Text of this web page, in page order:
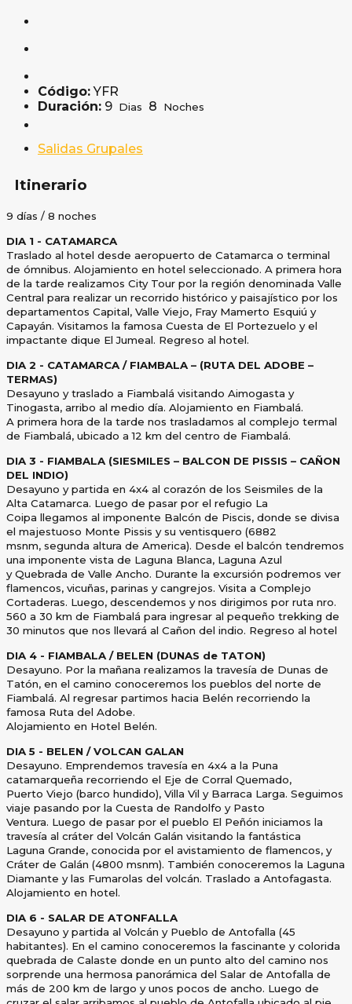
Código:YFR
Duración: 9 Dias 8 Noches
Salidas Grupales
Itinerario
9 días / 8 noches
DIA 1 - CATAMARCA
Traslado al hotel desde aeropuerto de Catamarca o terminal
de ómnibus. Alojamiento en hotel seleccionado. A primera hora
de la tarde realizamos City Tour por la región denominada Valle
Central para realizar un recorrido histórico y paisajístico por los
departamentos Capital, Valle Viejo, Fray Mamerto Esquiú y
Capayán. Visitamos la famosa Cuesta de El Portezuelo y el
impactante dique El Jumeal. Regreso al hotel.
DIA 2 - CATAMARCA / FIAMBALA – (RUTA DEL ADOBE –
TERMAS)
Desayuno y traslado a Fiambalá visitando Aimogasta y
Tinogasta, arribo al medio día. Alojamiento en Fiambalá.
A primera hora de la tarde nos trasladamos al complejo termal
de Fiambalá, ubicado a 12 km del centro de Fiambalá.
DIA 3 - FIAMBALA (SIESMILES – BALCON DE PISSIS – CAÑON
DEL INDIO)
Desayuno y partida en 4x4 al corazón de los Seismiles de la
Alta Catamarca. Luego de pasar por el refugio La
Coipa llegamos al imponente Balcón de Piscis, donde se divisa
el majestuoso Monte Pissis y su ventisquero (6882
msnm, segunda altura de America). Desde el balcón tendremos
una imponente vista de Laguna Blanca, Laguna Azul
yQuebrada de Valle Ancho. Durante la excursión podremos ver
flamencos, vicuñas, parinas y cangrejos. Visita a Complejo
Cortaderas. Luego, descendemos y nos dirigimos por ruta nro.
560 a 30 km de Fiambalá para ingresar al pequeño trekking de
30 minutos que nos llevará al Cañon del indio. Regreso al hotel
DIA 4 - FIAMBALA / BELEN (DUNAS de TATON)
Desayuno. Por la mañana realizamos la travesía de Dunas de
Tatón, en el camino conoceremos los pueblos del norte de
Fiambalá. Al regresar partimos hacia Belén recorriendo la
famosa Ruta del Adobe.
Alojamiento en Hotel Belén.
DIA 5 - BELEN / VOLCAN GALAN
Desayuno. Emprendemos travesía en 4x4 a la Puna
catamarqueña recorriendo el Eje de Corral Quemado,
Puerto Viejo (barco hundido), Villa Vil y Barraca Larga. Seguimos
viaje pasando por la Cuesta de Randolfo y Pasto
Ventura. Luego de pasar por el pueblo El Peñón iniciamos la
travesía al cráter del Volcán Galán visitando la fantástica
Laguna Grande, conocida por el avistamiento de flamencos, y
Cráter de Galán (4800 msnm). También conoceremos la Laguna
Diamante y las Fumarolas del volcán. Traslado a Antofagasta.
Alojamiento en hotel.
DIA 6 - SALAR DE ATONFALLA
Desayuno y partida al Volcán y Pueblo de Antofalla (45
habitantes). En el camino conoceremos la fascinante ycolorida
quebrada de Calaste donde en un punto alto del camino nos
sorprende una hermosa panorámica del Salar de Antofalla de
más de 200 km de largo y unos pocos de ancho. Luego de